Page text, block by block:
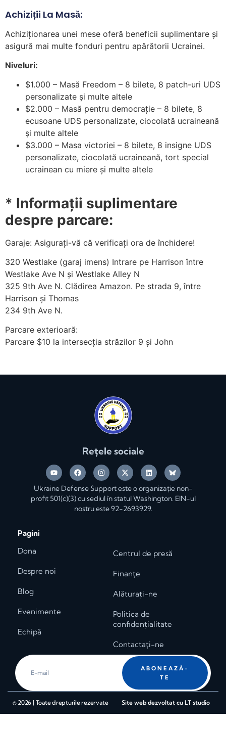
Achiziții La Masă:
Achiziționarea unei mese oferă beneficii suplimentare și
asigură mai multe fonduri pentru apărătorii Ucrainei.
Niveluri:
$1.000 – Masă Freedom – 8 bilete, 8 patch-uri UDS
personalizate și multe altele
$2.000 – Masă pentru democrație – 8 bilete, 8
ecusoane UDS personalizate, ciocolată ucraineană
și multe altele
$3.000 – Masa victoriei – 8 bilete, 8 insigne UDS
personalizate, ciocolată ucraineană, tort special
ucrainean cu miere și multe altele
* Informații suplimentare
despre parcare:
Garaje: Asigurați-vă că verificați ora de închidere!
320 Westlake (garaj imens) Intrare pe Harrison între
Westlake Ave N și Westlake Alley N
325 9th Ave N. Clădirea Amazon. Pe strada 9, între
Harrison și Thomas
234 9th Ave N.
Parcare exterioară:
Parcare $10 la intersecția străzilor 9 și John
Rețele sociale
Ukraine Defense Support este o organizație non-
profit 501(c)(3) cu sediul în statul Washington. EIN-ul
nostru este 92-2693929.
Pagini
Dona
Despre noi
Blog
Evenimente
Echipă
Centrul de presă
Finanțe
Alăturaţi-ne
Politica de
confidențialitate
Contactaţi-ne
ABONEAZĂ-
TE
© 2026 | Toate drepturile rezervate Site web dezvoltat cu LT studio